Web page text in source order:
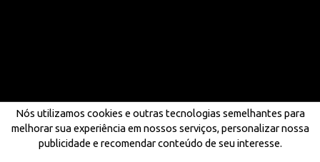
Nós utilizamos cookies e outras tecnologias semelhantes para
melhorar sua experiência em nossos serviços, personalizar nossa
publicidade e recomendar conteúdo de seu interesse.